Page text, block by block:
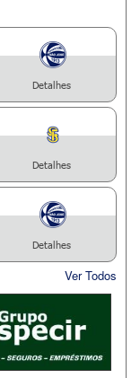
Detalhes
Detalhes
Detalhes
Ver Todos